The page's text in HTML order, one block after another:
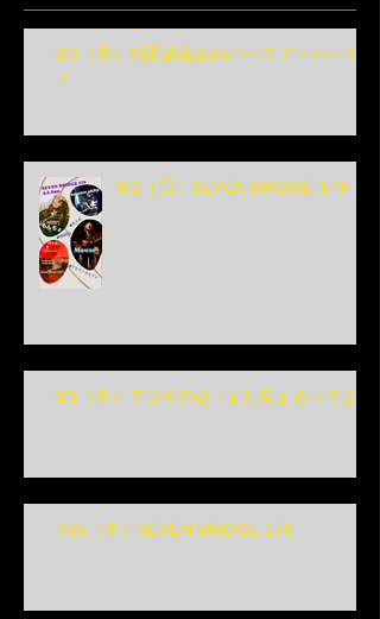
8/3（月）柏田徳花25thバースデーパーテ
ィ
8/2（日）SEVEN BRIDGE 179
8/1（土）アコギの会 ~また集まるってよ~
7/25（土）SEVEN BRIDGE 178